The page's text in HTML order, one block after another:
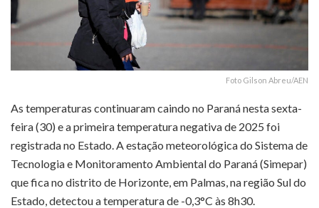
Foto Gilson Abreu/AEN
As temperaturas continuaram caindo no Paraná nesta sexta-
feira (30) e a primeira temperatura negativa de 2025 foi
registrada no Estado. A estação meteorológica do Sistema de
Tecnologia e Monitoramento Ambiental do Paraná (Simepar)
que fica no distrito de Horizonte, em Palmas, na região Sul do
Estado, detectou a temperatura de -0,3°C às 8h30.